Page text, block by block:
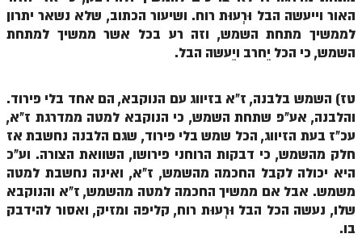
זוהר נשא למתחילים
זוהר נשא למתקדמים
זוהר בהעלותך למתקדמים
זוהר שלח לך למתחילים
זוהר שלח לך למתקדמים
זוהר קורח למתחילים
זוהר קורח למתקדמים
האור וייעשה הבל וּרְעוּת רוח. ושיעור הכתוב, שלא נשאר יתרון
לממשיך מתחת השמש, וזה רע בכל אשר ממשיך למתחת
השמש, כי הכל יֵחרב ויֵעשה הבל.
טז) השמש בלבנה, ז"א בזיווג עם הנוקבא, הם אחד בלי פירוד.
והלבנה, אע"פ שתחת השמש, כי הנוקבא למטה ממדרגת ז"א,
עכ"ז בעת הזיווג, הכל שמש בלי פירוד, שגם הלבנה נחשבת אז
חלק מהשמש, כי דבקות הרוחני פירושו, השוואת הצורה. וע"כ
היא יכולה לקבל החכמה מהשמש, ז"א, ואינה נחשבת למטה
משמש. אבל אם ממשיך החכמה למטה מהשמש, ז"א והנוקבא
שלו, נעשה הכל הבל וּרְעוּת רוח, קליפה ומזיק, ואסור להידבק
בו.